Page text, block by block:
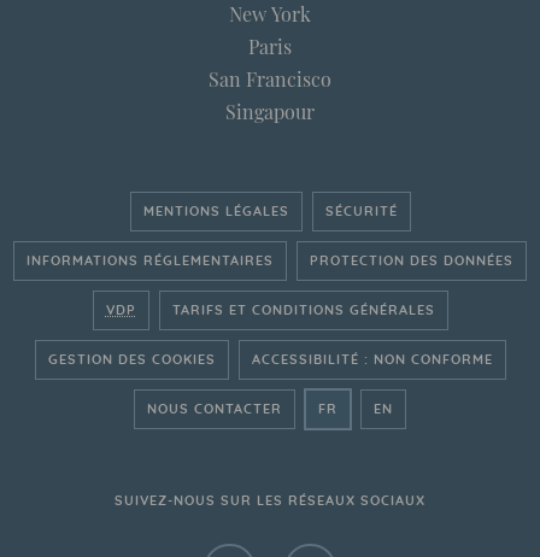
New York
Paris
San Francisco
Singapour
MENTIONS LÉGALES SÉCURITÉ
INFORMATIONS RÉGLEMENTAIRES PROTECTION DES DONNÉES
VDP TARIFS ET CONDITIONS GÉNÉRALES
GESTION DES COOKIES ACCESSIBILITÉ : NON CONFORME
NOUS CONTACTER FR - ALLER SUR LE SITE
EN
SUIVEZ-NOUS SUR LES RÉSEAUX SOCIAUX